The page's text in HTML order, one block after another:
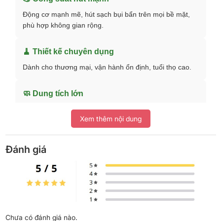
Động cơ mạnh mẽ, hút sạch bụi bẩn trên mọi bề mặt,
phù hợp không gian rộng.
🧹 Thiết kế chuyên dụng
Dành cho thương mại, vận hành ổn định, tuổi thọ cao.
🧼 Dung tích lớn
Chứa được nhiều bụi, giảm tần suất đổ rác.
🔇 Vận hành êm
Giảm tiếng ồn, phù hợp môi trường làm việc.
Phân tích chuyên sâu
Xem thêm nội dung
Đánh giá
Chưa có đánh giá nào.